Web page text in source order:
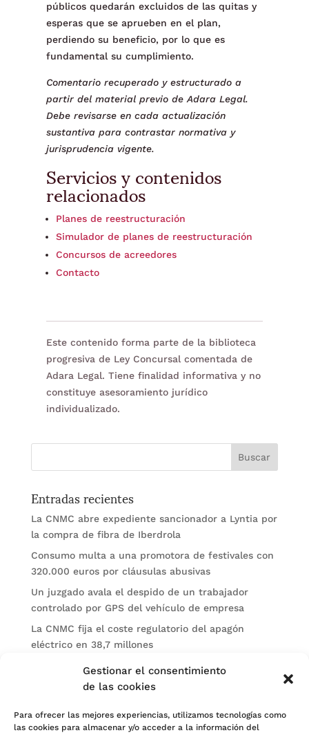
Gestionar el consentimiento
de las cookies
Para ofrecer las mejores experiencias, utilizamos tecnologías como
las cookies para almacenar y/o acceder a la información del
públicos quedarán excluidos de las quitas y
esperas que se aprueben en el plan,
perdiendo su beneficio, por lo que es
fundamental su cumplimiento.
Comentario recuperado y estructurado a
partir del material previo de Adara Legal.
Debe revisarse en cada actualización
sustantiva para contrastar normativa y
jurisprudencia vigente.
Servicios y contenidos
relacionados
Planes de reestructuración
Simulador de planes de reestructuración
Concursos de acreedores
Contacto
Este contenido forma parte de la biblioteca
progresiva de Ley Concursal comentada de
Adara Legal. Tiene finalidad informativa y no
constituye asesoramiento jurídico
individualizado.
Entradas recientes
La CNMC abre expediente sancionador a Lyntia por
la compra de fibra de Iberdrola
Consumo multa a una promotora de festivales con
320.000 euros por cláusulas abusivas
Un juzgado avala el despido de un trabajador
controlado por GPS del vehículo de empresa
La CNMC fija el coste regulatorio del apagón
eléctrico en 38,7 millones
El BOE publica sanciones de la CNMV a Soltec y
Categorías